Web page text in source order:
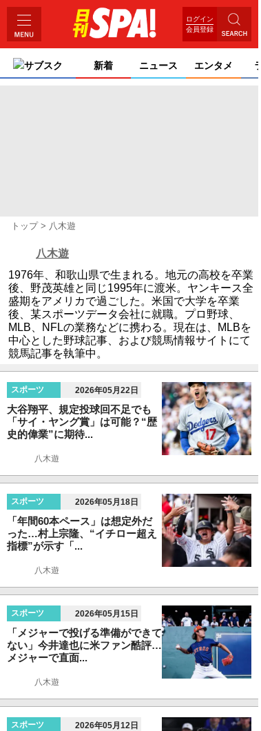
ログイン
会員登録
サブスク 新着 ニュース エンタメ
トップ 八木遊
八木遊
1976年、和歌山県で生まれる。地元の高校を卒業
後、野茂英雄と同じ1995年に渡米。ヤンキース全
盛期をアメリカで過ごした。米国で大学を卒業
後、某スポーツデータ会社に就職。プロ野球、
MLB、NFLの業務などに携わる。現在は、MLBを
中心とした野球記事、および競馬情報サイトにて
競馬記事を執筆中。
スポーツ 2026年05月22日
大谷翔平、規定投球回不足でも
「サイ・ヤング賞」は可能？“歴
史的偉業”に期待...
八木遊
スポーツ 2026年05月18日
「年間60本ペース」は想定外だ
った…村上宗隆、“イチロー超え
指標”が示す「...
八木遊
スポーツ 2026年05月15日
「メジャーで投げる準備ができて
ない」今井達也に米ファン酷評…
メジャーで直面...
八木遊
スポーツ 2026年05月12日